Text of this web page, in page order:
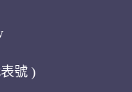
號 )